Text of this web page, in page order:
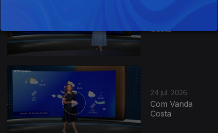
Costa
24 jul. 2026
Com Vanda
Costa